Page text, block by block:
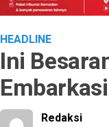
HEADLINE
Ini
Redaksi